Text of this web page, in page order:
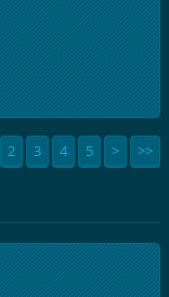
2 3 4 5 > >>